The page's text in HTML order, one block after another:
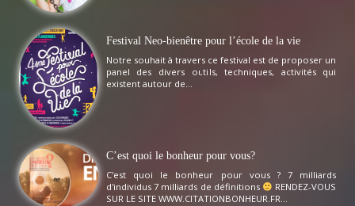
Festival Neo-bienêtre pour l’école de la vie
Notre souhait à travers ce festival est de proposer un
panel des divers outils, techniques, activités qui
existent autour de...
C’est quoi le bonheur pour vous?
C'est quoi le bonheur pour vous ? 7 milliards
d'individus 7 milliards de définitions
RENDEZ-VOUS
SUR LE SITE WWW.CITATIONBONHEUR.FR...